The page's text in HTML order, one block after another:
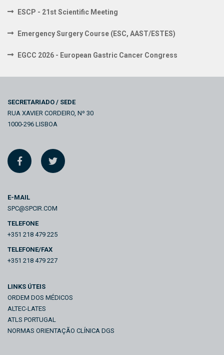
ESCP - 21st Scientific Meeting
Emergency Surgery Course (ESC, AAST/ESTES)
EGCC 2026 - European Gastric Cancer Congress
SECRETARIADO / SEDE
RUA XAVIER CORDEIRO, Nº 30
1000-296 LISBOA
E-MAIL
SPC@SPCIR.COM
TELEFONE
+351 218 479 225
TELEFONE/FAX
+351 218 479 227
LINKS ÚTEIS
ORDEM DOS MÉDICOS
ALTEC-LATES
ATLS PORTUGAL
NORMAS ORIENTAÇÃO CLÍNICA DGS